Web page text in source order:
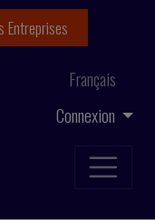
Connexion
Français
Entreprises